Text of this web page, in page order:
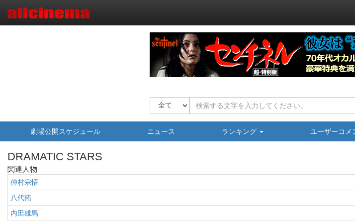
劇場公開スケジュール ニュース ランキング ユーザーコメ
DRAMATIC STARS
関連人物
仲村宗悟
八代拓
内田雄馬